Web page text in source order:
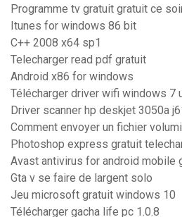
Programme tv gratuit gratuit ce
Itunes for windows 86 bit
C++ 2008 x64 sp1
Telecharger read pdf gratuit
Android x86 for windows
Télécharger driver wifi windows 7
Driver scanner hp deskjet 3050a
Comment envoyer un fichier
Photoshop express gratuit
Avast antivirus for android mobile
Gta v se faire de largent solo
Jeu microsoft gratuit windows 10
Télécharger gacha life pc 1.0.8